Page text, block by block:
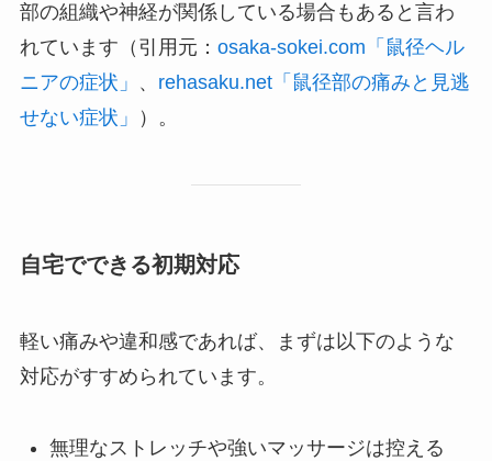
部の組織や神経が関係している場合もあると言わ
れています（引用元： osaka-sokei.com「鼠径ヘル
ニアの症状」 、 rehasaku.net「鼠径部の痛みと見逃
せない症状」
）。
自宅でできる初期対応
軽い痛みや違和感であれば、まずは以下のような
対応がすすめられています。
無理なストレッチや強いマッサージは控える